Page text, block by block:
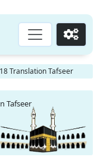
Go
Translation Tafseer
Tafseer